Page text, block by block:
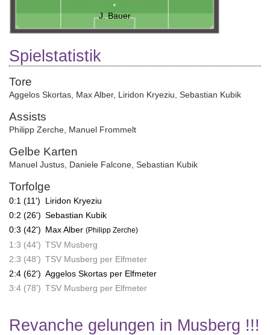
J. Bauer
Spielstatistik
Tore
Aggelos Skortas Max Alber, Liridon Kryeziu Sebastian Kubik
Assists
Philipp Zerche Manuel Frommelt
Gelbe Karten
Manuel Justus Daniele Falcone Sebastian Kubik
Torfolge
0:1 (11')
Liridon Kryeziu
0:2 (26') Sebastian Kubik
0:3 (42') Max Alber (Philipp Zerche)
1:3 (44') TSV Musberg
2:3 (48') TSV Musberg per Elfmeter
2:4 (62') Aggelos Skortas per Elfmeter
3:4 (78') TSV Musberg per Elfmeter
Revanche gelungen in Musberg !!!